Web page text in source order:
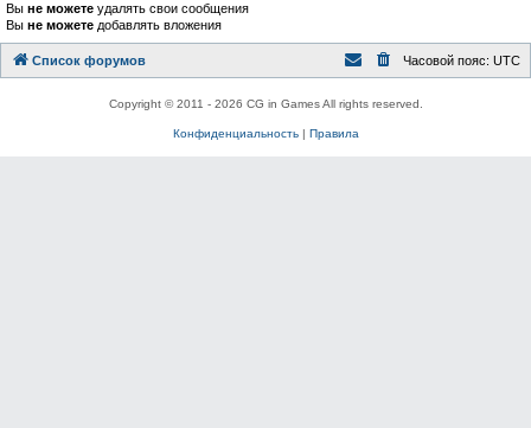
Вы не можете удалять свои сообщения
Вы не можете добавлять вложения
Список форумов Часовой пояс: UTC
Copyright © 2011 - 2026 CG in Games All rights reserved.
Конфиденциальность| Правила